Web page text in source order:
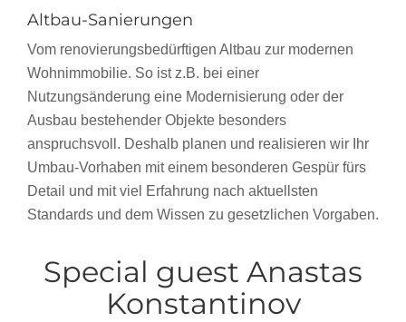
Altbau-Sanierungen
Vom renovierungsbedürftigen Altbau zur modernen
Wohnimmobilie. So ist z.B. bei einer
Nutzungsänderung eine Modernisierung oder der
Ausbau bestehender Objekte besonders
anspruchsvoll. Deshalb planen und realisieren wir Ihr
Umbau-Vorhaben mit einem besonderen Gespür fürs
Detail und mit viel Erfahrung nach aktuellsten
Standards und dem Wissen zu gesetzlichen Vorgaben.
Special guest Anastas
Konstantinov